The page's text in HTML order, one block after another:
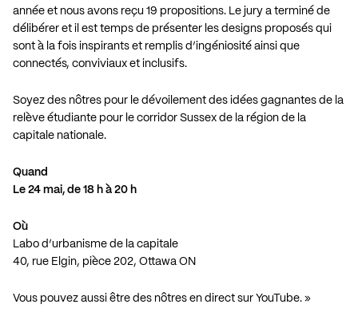
année et nous avons reçu 19 propositions. Le jury a terminé de
délibérer et il est temps de présenter les designs proposés qui
sont à la fois inspirants et remplis d’ingéniosité ainsi que
connectés, conviviaux et inclusifs.
Soyez des nôtres pour le dévoilement des idées gagnantes de la
relève étudiante pour le corridor Sussex de la région de la
capitale nationale.
Quand
Le 24 mai, de 18 h à 20 h
Où
Labo d’urbanisme de la capitale
40, rue Elgin, pièce 202, Ottawa ON
Vous pouvez aussi être des nôtres en direct sur YouTube. »